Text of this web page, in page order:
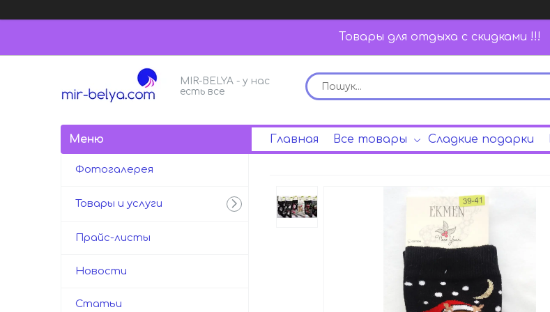
Товары для отдыха с скидками !!!
MIR-BELYA - у нас
есть все
Главная Все товары Сладкие подарки
Фотогалерея
Товары и услуги
Прайс-листы
Новости
Статьи